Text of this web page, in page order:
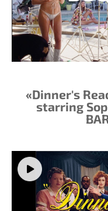
«Dinner's
starring